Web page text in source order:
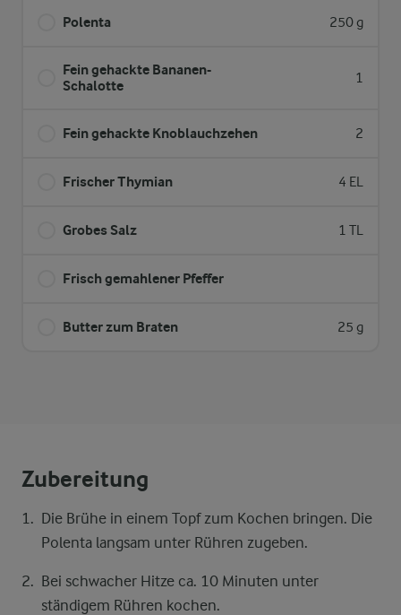
Polenta 250 g
Fein gehackte Bananen-
Schalotte
1
Fein gehackte Knoblauchzehen 2
Frischer Thymian 4 EL
Grobes Salz 1 TL
Frisch gemahlener Pfeffer
Butter zum Braten 25 g
Zubereitung
Die Brühe in einem Topf zum Kochen bringen. Die
Polenta langsam unter Rühren zugeben.
Bei schwacher Hitze ca. 10 Minuten unter
ständigem Rühren kochen.